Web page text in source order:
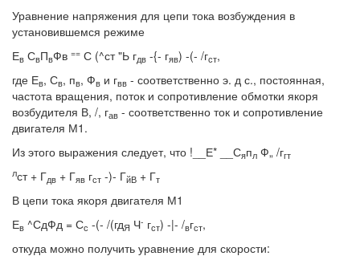
Уравнение напряжения для цепи тока возбуждения в
установившемся режиме
Ев СвПвФв == С (^ст "Ь гдв -{- гяв) -(- /гст,
где Ев, Св, пв, Фв и гвв - соответственно э. д с., постоянная,
частота вращения, поток и сопротивление обмотки якоря
возбудителя В, /, гав - соответственно ток и сопротивление
двигателя М1.
Из этого выражения следует, что !__Е* __Сяпл Ф„ /ггт
лст + Гдв + Гяв гст -)- ГйВ + Гт
В цепи тока якоря двигателя М1
Ев ^СдФд = Сс -(- /(гдЯ Ч- гст) -|- /вгст,
откуда можно получить уравнение для скорости: